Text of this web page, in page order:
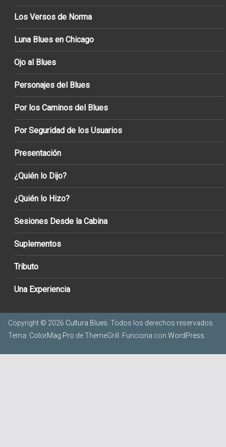
Los Versos de Norma
Luna Blues en Chicago
Ojo al Blues
Personajes del Blues
Por los Caminos del Blues
Por Seguridad de los Usuarios
Presentación
¿Quién lo Dijo?
¿Quién lo Hizo?
Sesiones Desde la Cabina
Suplementos
Tributo
Una Experiencia
Copyright © 2026 Cultura Blues. Todos los derechos reservados.
Tema: ColorMag Pro de ThemeGrill. Funciona con WordPress.